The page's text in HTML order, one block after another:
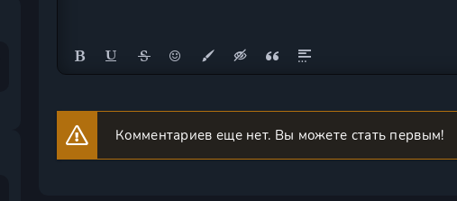
Комментариев еще нет. Вы можете стать первым!